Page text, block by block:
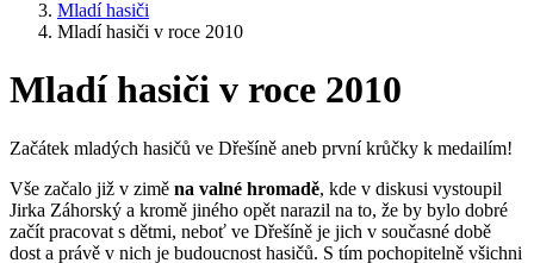
Mladí hasiči
Mladí hasiči v roce 2010
Mladí hasiči v roce 2010
Začátek mladých hasičů ve Dřešíně aneb první krůčky k medailím!
Vše začalo již v zimě na valné hromadě, kde v diskusi vystoupil
Jirka Záhorský a kromě jiného opět narazil na to, že by bylo dobré
začít pracovat s dětmi, neboť ve Dřešíně je jich v současné době
dost a právě v nich je budoucnost hasičů. S tím pochopitelně všichni